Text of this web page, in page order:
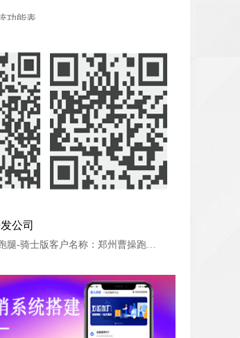
功能表
公司公司
项目名称：曹操跑腿-骑士版客户名称：郑州曹操跑腿公司